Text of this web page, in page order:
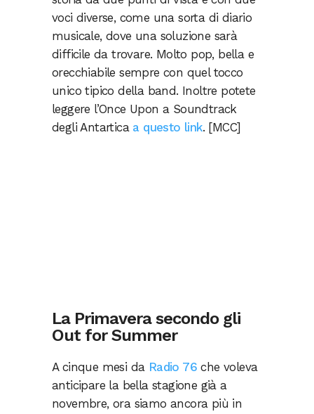
voci diverse, come una sorta di diario
musicale, dove una soluzione sarà
difficile da trovare. Molto pop, bella e
orecchiabile sempre con quel tocco
unico tipico della band. Inoltre potete
leggere l’Once Upon a Soundtrack
degli Antartica a questo link. [MCC]
La Primavera secondo gli
Out for Summer
A cinque mesi da Radio 76 che voleva
anticipare la bella stagione già a
novembre, ora siamo ancora più in